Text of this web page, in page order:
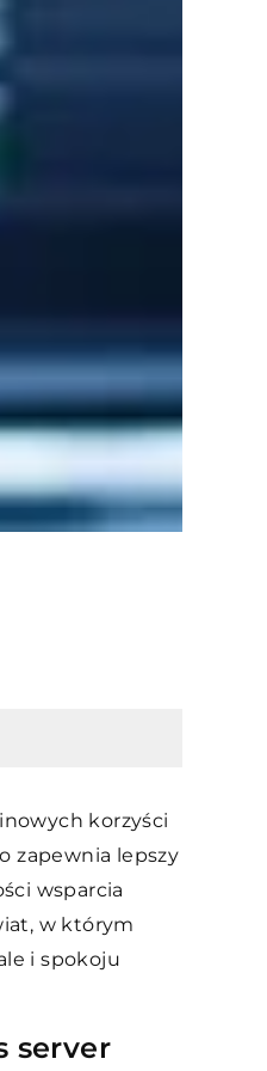
korzyści
zapewnia lepszy
wsparcia
w którym
i spokoju
server